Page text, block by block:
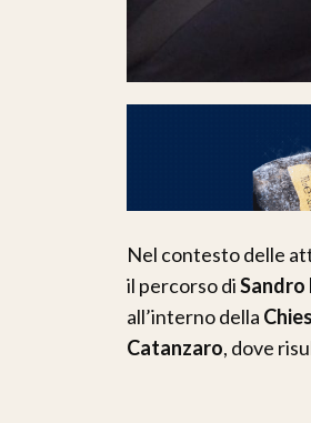
Nel contesto delle
il percorso diSandro
all’interno della
Catanzaro, dove